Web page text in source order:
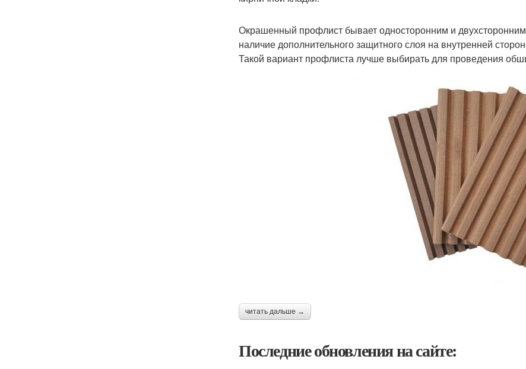
Окрашенный профлист бывает односторонним и
наличие дополнительного защитного слоя на внутренней
Такой вариант профлиста лучше выбирать для проведения
читать дальше →
Последние обновления на сайте: